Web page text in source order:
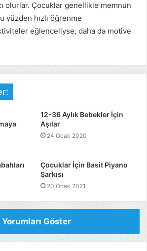
olurlar. Çocuklar genellikle memnun
yüzden hızlı öğrenme
eğlenceliyse, daha da motive
12-36 Aylık Bebekler İçin
Aşılar
24 Ocak 2020
Çocuklar İçin Basit Piyano
Şarkısı
20 Ocak 2021
Yorumları Göster